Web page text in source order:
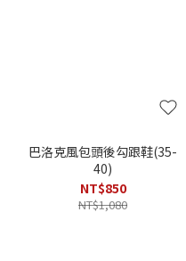
巴洛克風包頭後勾跟鞋(35-
40)
NT$850
NT$1,080